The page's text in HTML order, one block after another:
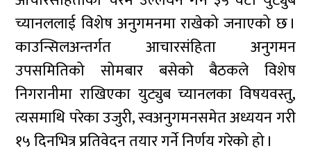
च्यानललाई विशेष अनुगमनमा राखेको जनाएको छ ।
काउन्सिलअन्तर्गत आचारसंहिता अनुगमन
उपसमितिको सोमबार बसेको बैठकले विशेष
निगरानीमा राखिएका युट्युब च्यानलका विषयवस्तु,
त्यसमाथि परेका उजुरी, स्वअनुगमनसमेत अध्ययन गरी
१५ दिनभित्र प्रतिवेदन तयार गर्ने निर्णय गरेको हो ।